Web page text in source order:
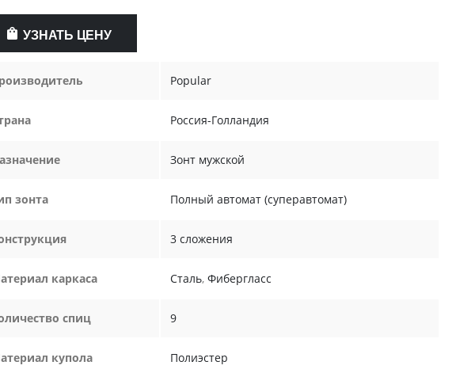
УЗНАТЬ ЦЕНУ
Popular
Россия-Голландия
Зонт мужской
зонта Полный автомат (суперавтомат)
3 сложения
каркаса Сталь, Фибергласс
спиц 9
купола Полиэстер